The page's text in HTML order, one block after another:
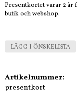
Presentkortet varar 2 år
butik och webshop.
LÄGG I ÖNSKELISTA
Artikelnummer:
presentkort